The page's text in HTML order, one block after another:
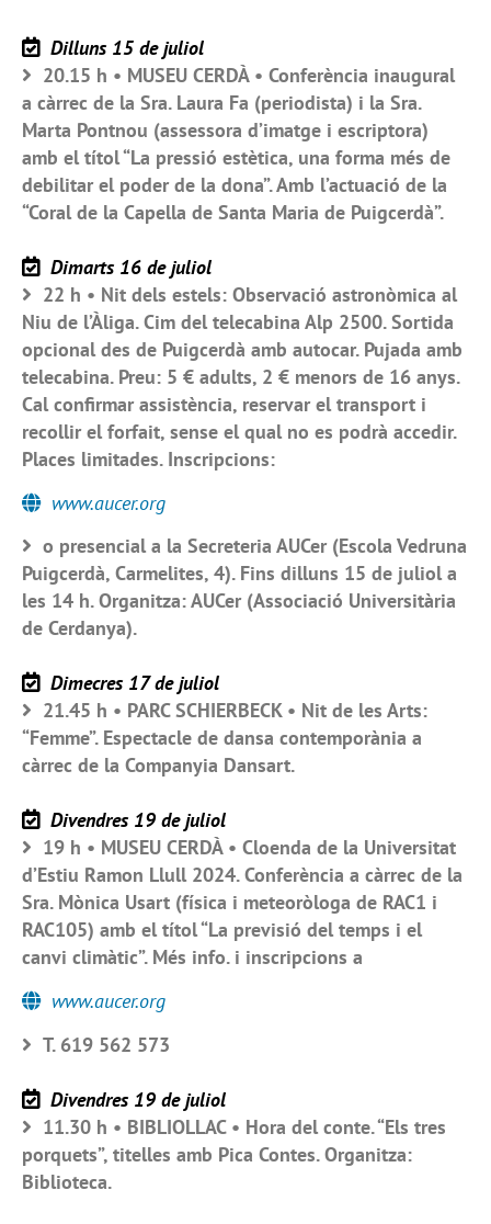
Dilluns 15 de juliol
20.15 h • MUSEU CERDÀ • Conferència inaugural
a càrrec de la Sra. Laura Fa (periodista) i la Sra.
Marta Pontnou (assessora d’imatge i escriptora)
amb el títol “La pressió estètica, una forma més de
debilitar el poder de la dona”. Amb l’actuació de la
“Coral de la Capella de Santa Maria de Puigcerdà”.
Dimarts 16 de juliol
22 h • Nit dels estels: Observació astronòmica al
Niu de l’Àliga. Cim del telecabina Alp 2500. Sortida
opcional des de Puigcerdà amb autocar. Pujada amb
telecabina. Preu: 5 € adults, 2 € menors de 16 anys.
Cal confirmar assistència, reservar el transport i
recollir el forfait, sense el qual no es podrà accedir.
Places limitades. Inscripcions:
www.aucer.org
o presencial a la Secreteria AUCer (Escola Vedruna
Puigcerdà, Carmelites, 4). Fins dilluns 15 de juliol a
les 14 h. Organitza: AUCer (Associació Universitària
de Cerdanya).
Dimecres 17 de juliol
21.45 h • PARC SCHIERBECK • Nit de les Arts:
“Femme”. Espectacle de dansa contemporània a
càrrec de la Companyia Dansart.
Divendres 19 de juliol
19 h • MUSEU CERDÀ • Cloenda de la Universitat
d’Estiu Ramon Llull 2024. Conferència a càrrec de la
Sra. Mònica Usart (física i meteoròloga de RAC1 i
RAC105) amb el títol “La previsió del temps i el
canvi climàtic”. Més info. i inscripcions a
www.aucer.org
T. 619 562 573
Divendres 19 de juliol
11.30 h • BIBLIOLLAC • Hora del conte. “Els tres
porquets”, titelles amb Pica Contes. Organitza:
Biblioteca.